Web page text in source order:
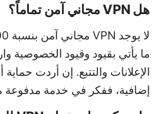
هل VPN مجاني آمن تماماً؟
ما يأتي بقيود وقيود الخصوصية
الإعلانات والتتبع. إن أردت
إضافية، ففكر في خدمة مدفوعة